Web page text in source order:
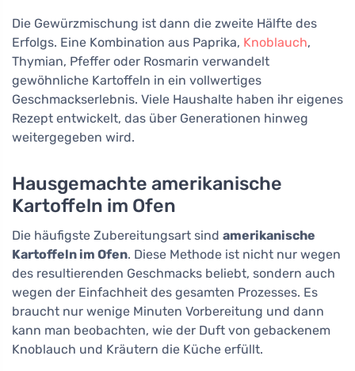
Die Gewürzmischung ist dann die zweite Hälfte des
Erfolgs. Eine Kombination aus Paprika, Knoblauch,
Thymian, Pfeffer oder Rosmarin verwandelt
gewöhnliche Kartoffeln in ein vollwertiges
Geschmackserlebnis. Viele Haushalte haben ihr eigenes
Rezept entwickelt, das über Generationen hinweg
weitergegeben wird.
Hausgemachte amerikanische
Kartoffeln im Ofen
Die häufigste Zubereitungsart sind amerikanische
Kartoffeln im Ofen. Diese Methode ist nicht nur wegen
des resultierenden Geschmacks beliebt, sondern auch
wegen der Einfachheit des gesamten Prozesses. Es
braucht nur wenige Minuten Vorbereitung und dann
kann man beobachten, wie der Duft von gebackenem
Knoblauch und Kräutern die Küche erfüllt.